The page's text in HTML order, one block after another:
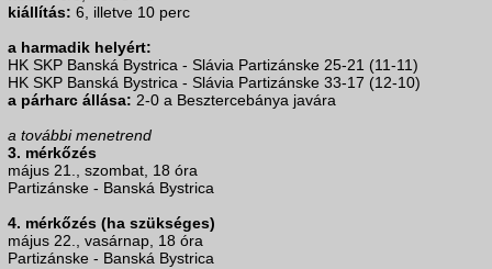
kiállítás: 6, illetve 10 perc
a harmadik helyért:
HK SKP Banská Bystrica - Slávia Partizánske 25-21 (11-11)
HK SKP Banská Bystrica - Slávia Partizánske 33-17 (12-10)
a párharc állása: 2-0 a Besztercebánya javára
a további menetrend
3. mérkőzés
május 21., szombat, 18 óra
Partizánske - Banská Bystrica
4. mérkőzés (ha szükséges)
május 22., vasárnap, 18 óra
Partizánske - Banská Bystrica